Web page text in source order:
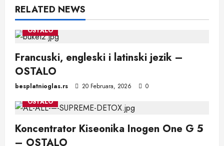
RELATED NEWS
OSTALO
Francuski, engleski i latinski jezik –
OSTALO
besplatnioglas.rs 20 Februara, 2026
0
OSTALO
Koncentrator Kiseonika Inogen One G 5
– OSTALO